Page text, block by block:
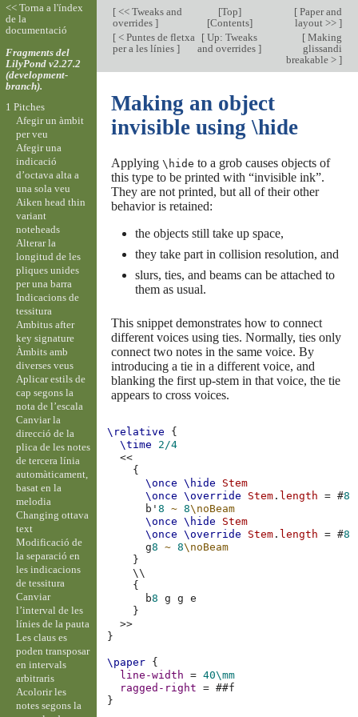
[<< Tweaks and
overrides ]
[Top]
[Contents]
[Paper and
layout >> ]
[< Puntes de fletxa
per a les línies ]
[ Up: Tweaks
and overrides]
[Making
glissandi
breakable > ]
Making an object
invisible using \hide
Applying \hide to a grob causes objects of
this type to be printed with “invisible ink”.
They are not printed, but all of their other
behavior is retained:
the objects still take up space,
they take part in collision resolution, and
slurs, ties, and beams can be attached to
them as usual.
This snippet demonstrates how to connect
different voices using ties. Normally, ties only
connect two notes in the same voice. By
introducing a tie in a different voice, and
blanking the first up-stem in that voice, the tie
appears to cross voices.
\relative
{
\time
2/4
<<
{
\once
\hide
Stem
\once
\override Stem . length = #8
b'8 ~ 8\noBeam
\once
\hide
Stem
\once
\override Stem . length = #8
g8 ~ 8\noBeam
}
\\
{
b8 g g
e
}
>>
}
\paper {
line-width
= 40\mm
ragged-right
= ##f
}
<< Torna a l'índex
de la
documentació
Fragments del
LilyPond v2.27.2
(development-
branch).
1 Pitches
Afegir un àmbit
per veu
Afegir una
indicació
d’octava alta a
una sola veu
Aiken head thin
variant
noteheads
Alterar la
longitud de les
pliques unides
per una barra
Indicacions de
tessitura
Ambitus after
key signature
Àmbits amb
diverses veus
Aplicar estils de
cap segons la
nota de l’escala
Canviar la
direcció de la
plica de les notes
de tercera línia
automàticament,
basat en la
melodia
Changing ottava
text
Modificació de
la separació en
les indicacions
de tessitura
Canviar
l’interval de les
línies de la pauta
Les claus es
poden transposar
en intervals
arbitraris
Acolorir les
notes segons la